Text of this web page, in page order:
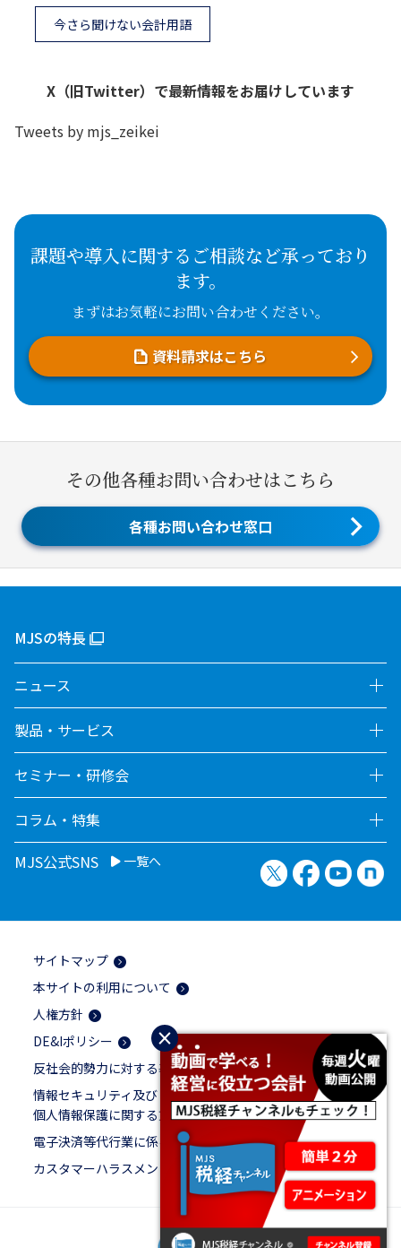
今さら聞けない会計用語
×
X（旧Twitter）で最新情報をお届けしています
Tweets by mjs_zeikei
課題や導入に関するご相談など承っており
ます。
まずはお気軽にお問い合わせください。
資料請求はこちら
その他各種お問い合わせはこちら
各種お問い合わせ窓口
MJSの特長
ニュース
製品・サービス
セミナー・研修会
コラム・特集
MJS公式SNS
一覧へ X（旧Twitter）
Facebook
サイトマップ
本サイトの利用について
人権方針
DE&Iポリシー
反社会的勢力に対する基本方針
情報セキュリティ及び
個人情報保護に関する方針
電子決済等代行業に係る表示
カスタマーハラスメントに対する基本方針